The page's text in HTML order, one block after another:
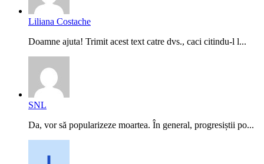
Liliana Costache
Doamne ajuta! Trimit acest text catre dvs., caci citindu-l l...
SNL
Da, vor să popularizeze moartea. În general, progresiștii po...